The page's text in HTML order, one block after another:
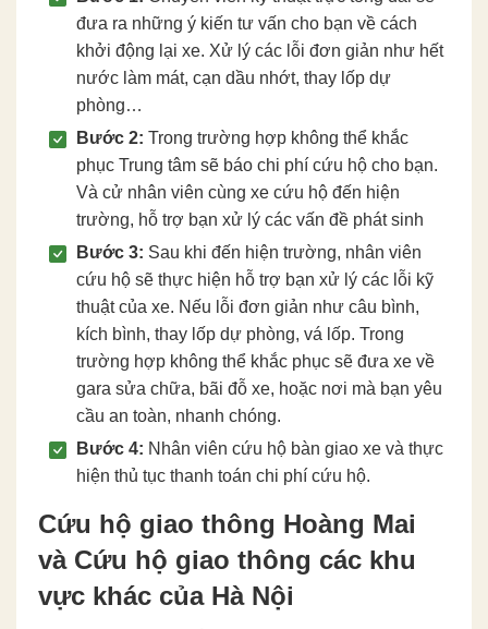
đưa ra những ý kiến tư vấn cho bạn về cách
khởi động lại xe. Xử lý các lỗi đơn giản như hết
nước làm mát, cạn dầu nhớt, thay lốp dự
phòng…
Bước 2: Trong trường hợp không thể khắc
phục Trung tâm sẽ báo chi phí cứu hộ cho bạn.
Và cử nhân viên cùng xe cứu hộ đến hiện
trường, hỗ trợ bạn xử lý các vấn đề phát sinh
Bước 3: Sau khi đến hiện trường, nhân viên
cứu hộ sẽ thực hiện hỗ trợ bạn xử lý các lỗi kỹ
thuật của xe. Nếu lỗi đơn giản như câu bình,
kích bình, thay lốp dự phòng, vá lốp. Trong
trường hợp không thể khắc phục sẽ đưa xe về
gara sửa chữa, bãi đỗ xe, hoặc nơi mà bạn yêu
cầu an toàn, nhanh chóng.
Bước 4: Nhân viên cứu hộ bàn giao xe và thực
hiện thủ tục thanh toán chi phí cứu hộ.
Cứu hộ giao thông Hoàng Mai
và Cứu hộ giao thông các khu
vực khác của Hà Nội